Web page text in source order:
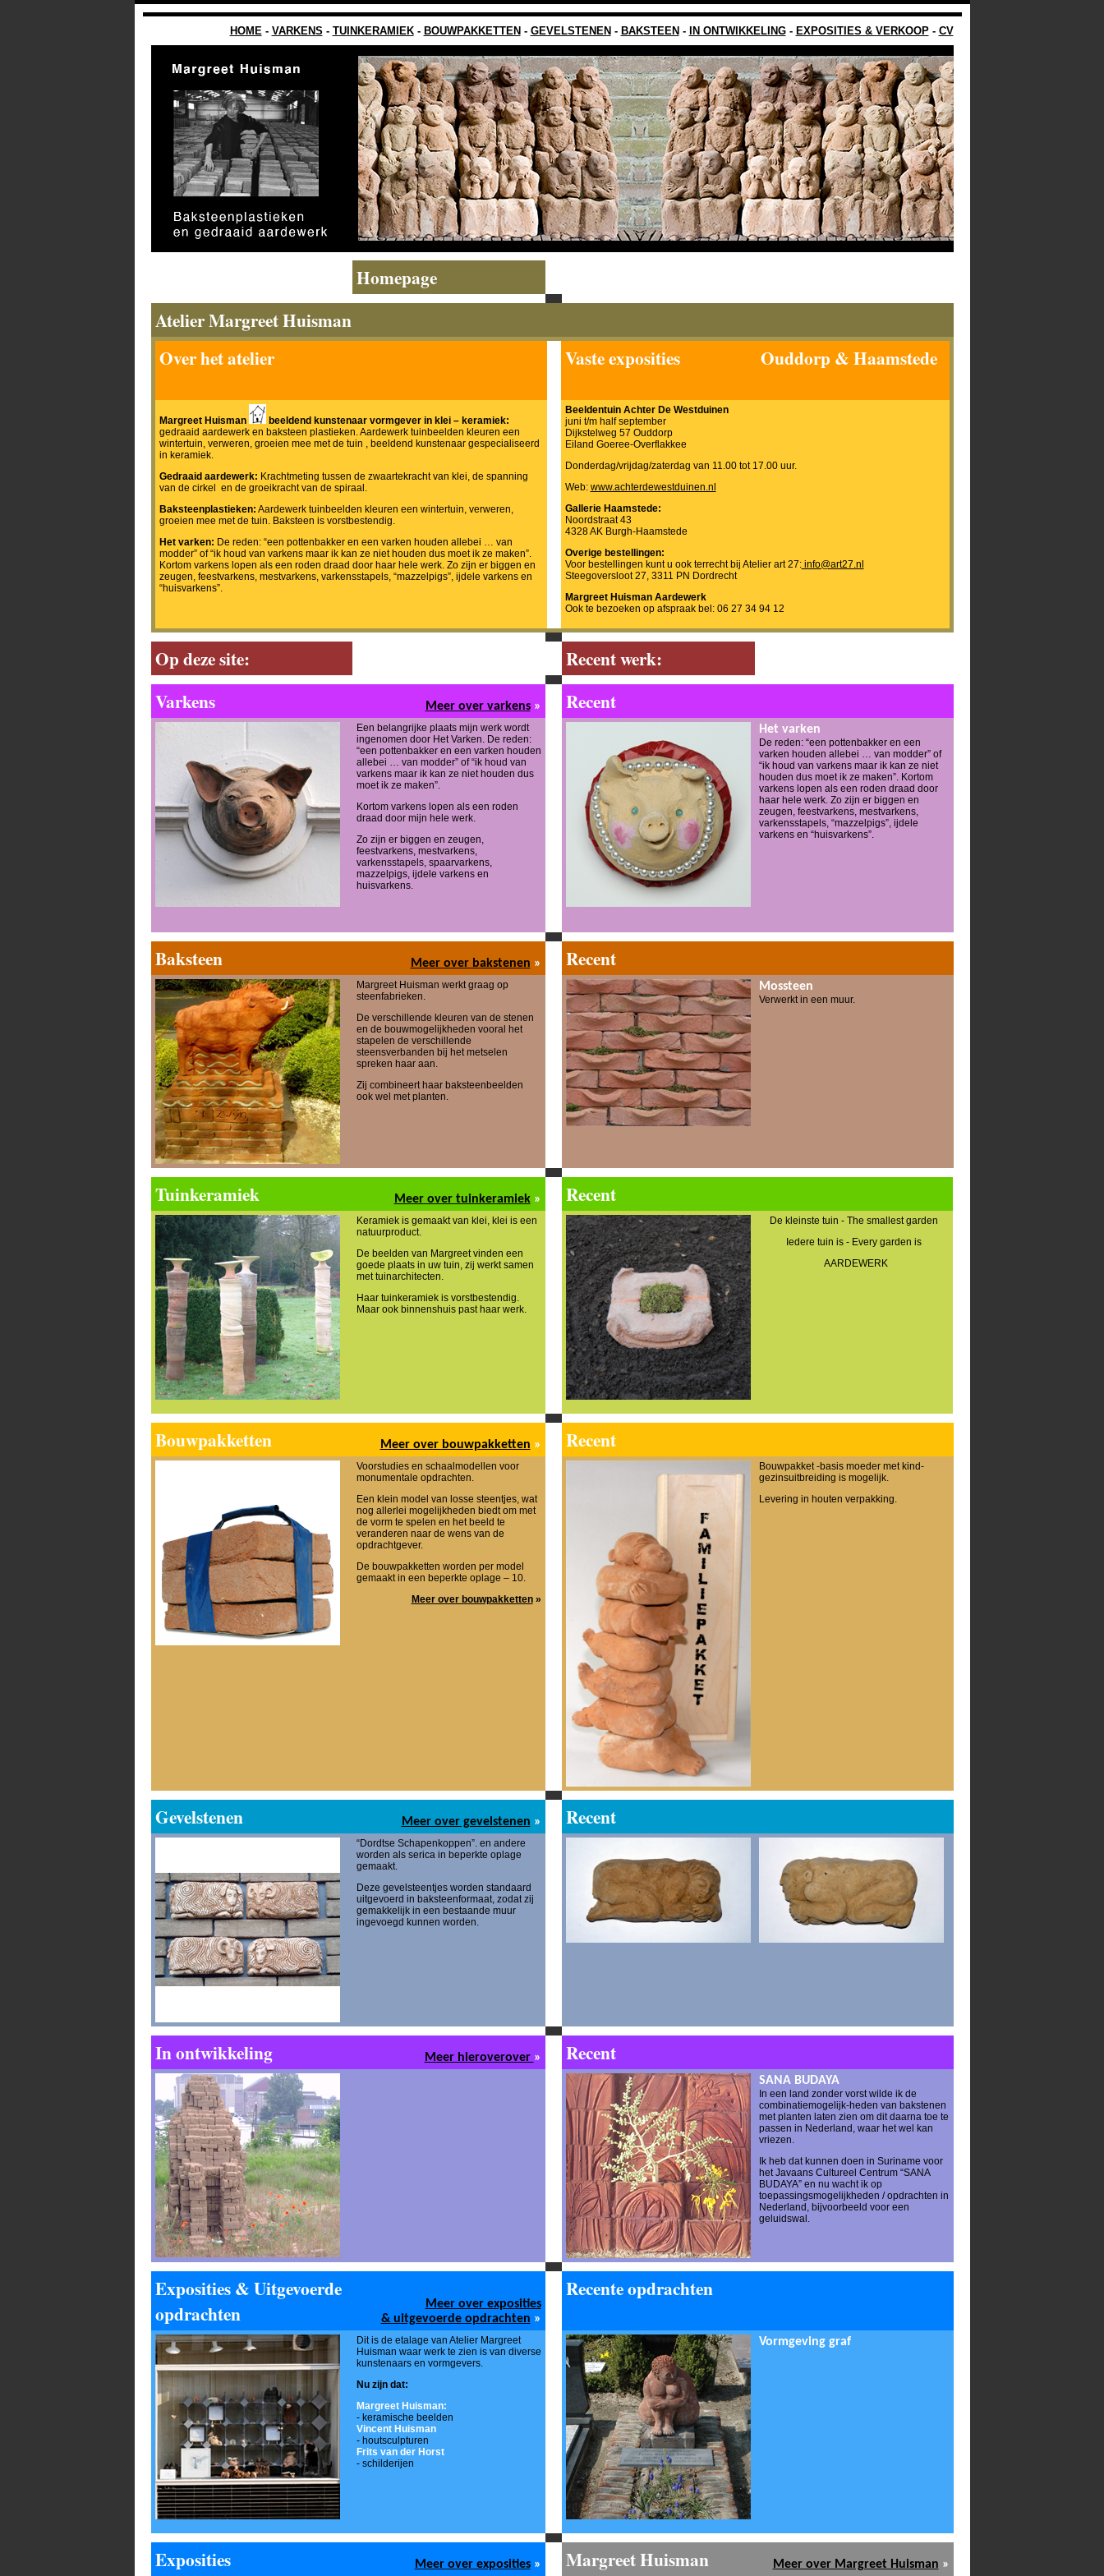
HOME- VARKENS - TUINKERAMIEK- BOUWPAKKETTEN - GEVELSTENEN - BAKSTEEN - IN ONTWIKKELING- EXPOSITIES & VERKOOP- CV
Homepage
Atelier Margreet Huisman
Over het atelier
Vaste exposities Ouddorp & Haamstede
Margreet Huisman
beeldend kunstenaar vormgever in klei – keramiek:
gedraaid aardewerk en baksteen plastieken. Aardewerk tuinbeelden kleuren een
wintertuin, verweren, groeien mee met de tuin , beeldend kunstenaar gespecialiseerd
in keramiek.
Gedraaid aardewerk: Krachtmeting tussen de zwaartekracht van klei, de spanning
van de cirkel en de groeikracht van de spiraal.
Baksteenplastieken: Aardewerk tuinbeelden kleuren een wintertuin, verweren,
groeien mee met de tuin. Baksteen is vorstbestendig.
Het varken: De reden: “een pottenbakker en een varken houden allebei … van
modder” of “ik houd van varkens maar ik kan ze niet houden dus moet ik ze maken”.
Kortom varkens lopen als een roden draad door haar hele werk. Zo zijn er biggen en
zeugen, feestvarkens, mestvarkens, varkensstapels, “mazzelpigs”, ijdele varkens en
“huisvarkens”.
Beeldentuin Achter De Westduinen
juni t/m half september
Dijkstelweg 57 Ouddorp
Eiland Goeree-Overflakkee
Donderdag/vrijdag/zaterdag van 11.00 tot 17.00 uur.
Web: www.achterdewestduinen.nl
Gallerie Haamstede:
Noordstraat 43
4328 AK Burgh-Haamstede
Overige bestellingen:
Voor bestellingen kunt u ook terrecht bij Atelier art 27:info@art27.nl
Steegoversloot 27, 3311 PN Dordrecht
Margreet Huisman Aardewerk
Ook te bezoeken op afspraak bel: 06 27 34 94 12
Op deze site:
Recent werk:
Varkens
Meer over varkens» Recent
Een belangrijke plaats mijn werk wordt
ingenomen door Het Varken. De reden:
“een pottenbakker en een varken houden
allebei … van modder” of “ik houd van
varkens maar ik kan ze niet houden dus
moet ik ze maken”.
Kortom varkens lopen als een roden
draad door mijn hele werk.
Zo zijn er biggen en zeugen,
feestvarkens, mestvarkens,
varkensstapels, spaarvarkens,
mazzelpigs, ijdele varkens en
huisvarkens.
Het varken
De reden: “een pottenbakker en een
varken houden allebei … van modder” of
“ik houd van varkens maar ik kan ze niet
houden dus moet ik ze maken”. Kortom
varkens lopen als een roden draad door
haar hele werk. Zo zijn er biggen en
zeugen, feestvarkens, mestvarkens,
varkensstapels, “mazzelpigs”, ijdele
varkens en “huisvarkens”.
Baksteen Meer over bakstenen » Recent
Margreet Huisman werkt graag op
steenfabrieken.
De verschillende kleuren van de stenen
en de bouwmogelijkheden vooral het
stapelen de verschillende
steensverbanden bij het metselen
spreken haar aan.
Zij combineert haar baksteenbeelden
ook wel met planten.
Mossteen
Verwerkt in een muur.
Tuinkeramiek Meer over tuinkeramiek» Recent
Keramiek is gemaakt van klei, klei is een
natuurproduct.
De beelden van Margreet vinden een
goede plaats in uw tuin, zij werkt samen
met tuinarchitecten.
Haar tuinkeramiek is vorstbestendig.
Maar ook binnenshuis past haar werk.
De kleinste tuin - The smallest garden
Iedere tuin is - Every garden is
AARDEWERK
Bouwpakketten Meer over bouwpakketten » Recent
Voorstudies en schaalmodellen voor
monumentale opdrachten.
Een klein model van losse steentjes, wat
nog allerlei mogelijkheden biedt om met
de vorm te spelen en het beeld te
veranderen naar de wens van de
opdrachtgever.
De bouwpakketten worden per model
gemaakt in een beperkte oplage – 10.
Meer over bouwpakketten»
Bouwpakket -basis moeder met kind-
gezinsuitbreiding is mogelijk.
Levering in houten verpakking.
Gevelstenen Meer over gevelstenen » Recent
“Dordtse Schapenkoppen”. en andere
worden als serica in beperkte oplage
gemaakt.
Deze gevelsteentjes worden standaard
uitgevoerd in baksteenformaat, zodat zij
gemakkelijk in een bestaande muur
ingevoegd kunnen worden.
In ontwikkeling Meer hieroverover » Recent
SANA BUDAYA
In een land zonder vorst wilde ik de
combinatiemogelijk-heden van bakstenen
met planten laten zien om dit daarna toe te
passen in Nederland, waar het wel kan
vriezen.
Ik heb dat kunnen doen in Suriname voor
het Javaans Cultureel Centrum “SANA
BUDAYA” en nu wacht ik op
toepassingsmogelijkheden / opdrachten in
Nederland, bijvoorbeeld voor een
geluidswal.
Exposities & Uitgevoerde
opdrachten
Meer over exposities
& uitgevoerde opdrachten »
Recente opdrachten
Dit is de etalage van Atelier Margreet
Huisman waar werk te zien is van diverse
kunstenaars en vormgevers.
Nu zijn dat:
Margreet Huisman:
- keramische beelden
Vincent Huisman
- houtsculpturen
Frits van der Horst
- schilderijen
Vormgeving graf
Exposities Meer over exposities» Margreet Huisman Meer over Margreet Huisman »